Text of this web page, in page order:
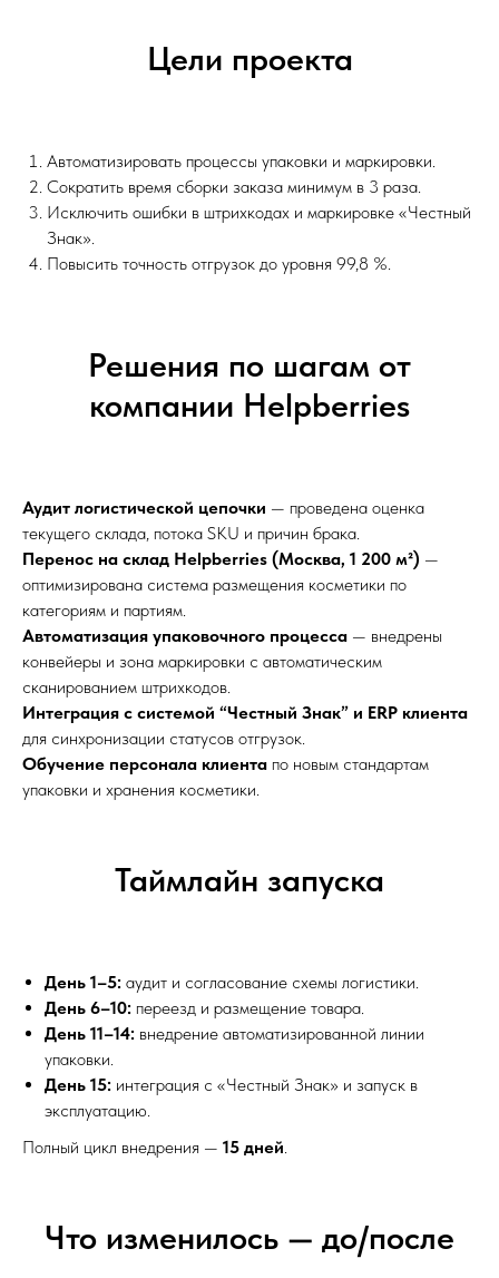
Цели проекта
Автоматизировать процессы упаковки и маркировки.
Сократить время сборки заказа минимум в 3 раза.
Исключить ошибки в штрихкодах и маркировке «Честный
Знак».
Повысить точность отгрузок до уровня 99,8 %.
Решения по шагам от
компании Helpberries
Аудит логистической цепочки — проведена оценка
текущего склада, потока SKU и причин брака.
Перенос на склад Helpberries (Москва, 1 200 м²) —
оптимизирована система размещения косметики по
категориям и партиям.
Автоматизация упаковочного процесса — внедрены
конвейеры и зона маркировки с автоматическим
сканированием штрихкодов.
Интеграция с системой “Честный Знак” и ERP клиента
для синхронизации статусов отгрузок.
Обучение персонала клиента по новым стандартам
упаковки и хранения косметики.
Таймлайн запуска
День 1–5: аудит и согласование схемы логистики.
День 6–10: переезд и размещение товара.
День 11–14: внедрение автоматизированной линии
упаковки.
День 15: интеграция с «Честный Знак» и запуск в
эксплуатацию.
Полный цикл внедрения — 15 дней.
Что изменилось — до/после